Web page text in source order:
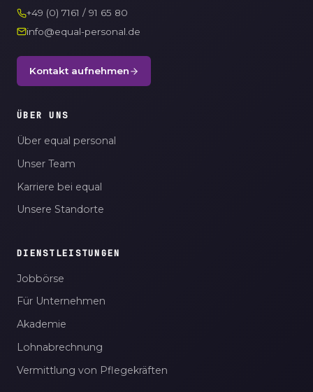
+49 (0) 7161 / 91 65 80
info@equal-personal.de
Kontakt aufnehmen
ÜBER UNS
Über equal personal
Unser Team
Karriere bei equal
Unsere Standorte
DIENSTLEISTUNGEN
Jobbörse
Für Unternehmen
Akademie
Lohnabrechnung
Vermittlung von Pflegekräften